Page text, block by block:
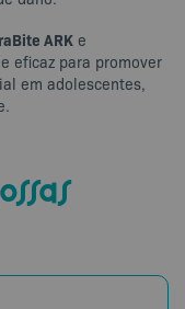
ARK e
eficaz para promover
em adolescentes,